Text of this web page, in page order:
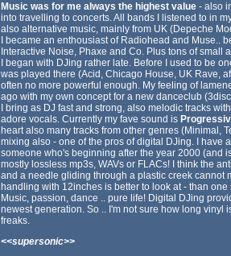
Music was for me always the highest value - also
into travelling to concerts. All bands I listened to in
also alternative music, mainly from UK (Depeche
I became an enthousiast of Radiohead and Muse..
Interactive Noise, Phaxe and Co. Plus tons of
I began with DJing rather late. Before I used to be
was played there (Acid, Chicago House, UK Rave,
often no more powerful enough. My feeling of
ago with my own concept for a new danceclub
I bring as DJ fast and strong, also melodic tracks
adore vocals. Currently my fave sound is
heart also many tracks from other genres (Minimal,
mixing also - one of the pros of digital DJing. I have
someone who's beginning after the year 2000 (and
mostly lossless mp3s, WAVs or FLACs! I think the
and a needle gliding through a plastic creek cannot
handling with 12inches is better to look at - than
Music, passion, dance .. pure life! Digital DJing
newest generation. So .. I'm not sure how long
freaks.
<<supersonic>>